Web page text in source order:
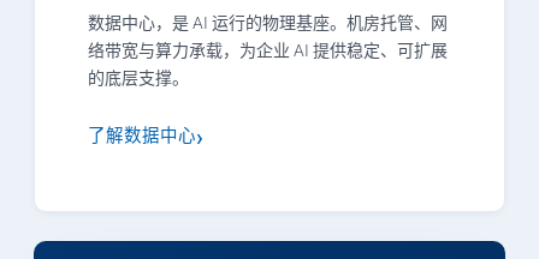
数据中心，是 AI 运行的物理基座。机房托管、网
络带宽与算力承载，为企业 AI 提供稳定、可扩展
的底层支撑。
了解数据中心